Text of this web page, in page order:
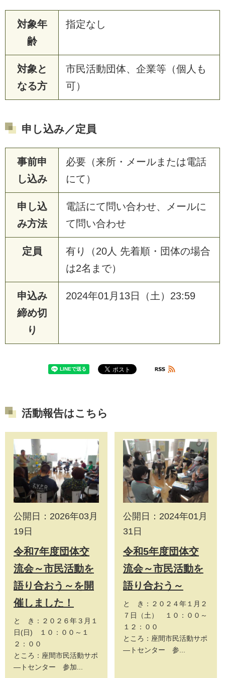
対象年
齢
指定なし
対象と
なる方
市民活動団体、企業等（個人も
可）
申し込み／定員
事前申
し込み
必要（来所・メールまたは電話
にて）
申し込
み方法
電話にて問い合わせ、メールに
て問い合わせ
定員
有り（20人 先着順・団体の場合
は2名まで）
申込み
締め切
り
2024年01月13日（土）23:59
活動報告はこちら
公開日：2026年03月
19日
令和7年度団体交
流会～市民活動を
語り合おう～を開
催しました！
と き：２０２６年３月１
日(日) １０：００～１
２：００
ところ：座間市民活動サポ
―トセンター 参加...
公開日：2024年01月
31日
令和5年度団体交
流会～市民活動を
語り合おう～
と き：２０２４年１月２
７日（土） １０：００～
１２：００
ところ：座間市民活動サポ
―トセンター 参...